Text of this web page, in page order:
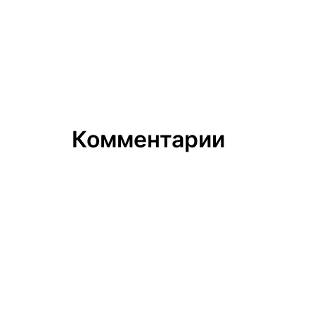
Комментарии